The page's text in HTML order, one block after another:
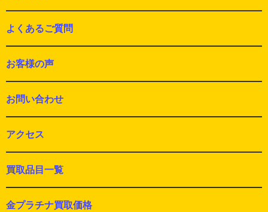
よくあるご質問
お客様の声
お問い合わせ
アクセス
買取品目一覧
金プラチナ買取価格